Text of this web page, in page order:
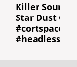
Killer Sound:
Star Dust